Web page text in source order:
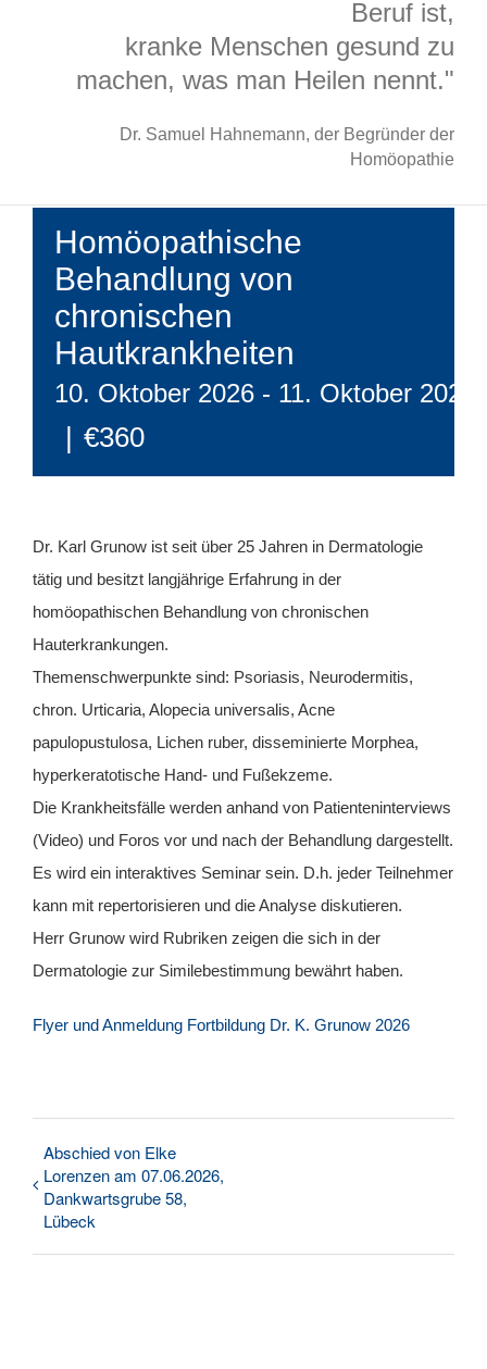
Beruf ist,
kranke Menschen gesund zu
machen, was man Heilen nennt."
Dr. Samuel Hahnemann, der Begründer der
Homöopathie
Homöopathische
Behandlung von
chronischen
Hautkrankheiten
10. Oktober 2026 - 11. Oktober 2026
| €360
Dr. Karl Grunow ist seit über 25 Jahren in Dermatologie
tätig und besitzt langjährige Erfahrung in der
homöopathischen Behandlung von chronischen
Hauterkrankungen.
Themenschwerpunkte sind: Psoriasis, Neurodermitis,
chron. Urticaria, Alopecia universalis, Acne
papulopustulosa, Lichen ruber, disseminierte Morphea,
hyperkeratotische Hand- und Fußekzeme.
Die Krankheitsfälle werden anhand von Patienteninterviews
(Video) und Foros vor und nach der Behandlung dargestellt.
Es wird ein interaktives Seminar sein. D.h. jeder Teilnehmer
kann mit repertorisieren und die Analyse diskutieren.
Herr Grunow wird Rubriken zeigen die sich in der
Dermatologie zur Similebestimmung bewährt haben.
Flyer und Anmeldung Fortbildung Dr. K. Grunow 2026
Abschied von Elke
Lorenzen am 07.06.2026,
Dankwartsgrube 58,
Lübeck